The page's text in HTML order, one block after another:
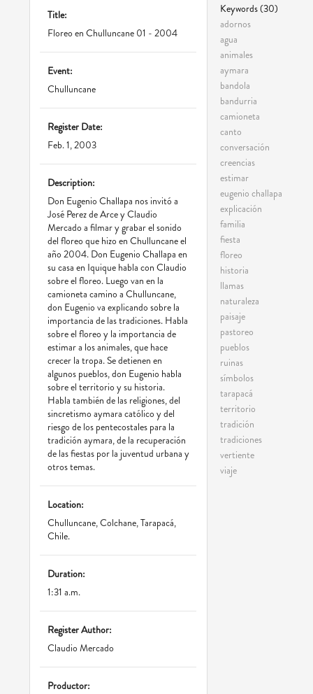
Title:
Floreo en Chulluncane 01 - 2004
Event:
Chulluncane
Register Date:
Feb. 1, 2003
Description:
Don Eugenio Challapa nos invitó a
José Perez de Arce y Claudio
Mercado a filmar y grabar el sonido
del floreo que hizo en Chulluncane el
año 2004. Don Eugenio Challapa en
su casa en Iquique habla con Claudio
sobre el floreo. Luego van en la
camioneta camino a Chulluncane,
don Eugenio va explicando sobre la
importancia de las tradiciones. Habla
sobre el floreo y la importancia de
estimar a los animales, que hace
crecer la tropa. Se detienen en
algunos pueblos, don Eugenio habla
sobre el territorio y su historia.
Habla también de las religiones, del
sincretismo aymara católico y del
riesgo de los pentecostales para la
tradición aymara, de la recuperación
de las fiestas por la juventud urbana y
otros temas.
Location:
Chulluncane, Colchane, Tarapacá,
Chile.
Duration:
1:31 a.m.
Register Author:
Claudio Mercado
Productor:
Keywords (30)
adornos
agua
animales
aymara
bandola
bandurria
camioneta
canto
conversación
creencias
estimar
eugenio challapa
explicación
familia
fiesta
floreo
historia
llamas
naturaleza
paisaje
pastoreo
pueblos
ruinas
símbolos
tarapacá
territorio
tradición
tradiciones
vertiente
viaje